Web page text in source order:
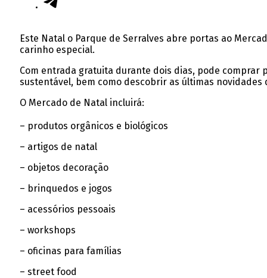
Este Natal o Parque de Serralves abre portas ao
carinho especial.
Com entrada gratuita durante dois dias, pode
sustentável, bem como descobrir as últimas
O Mercado de Natal incluirá:
– produtos orgânicos e biológicos
– artigos de natal
– objetos decoração
– brinquedos e jogos
– acessórios pessoais
– workshops
– oficinas para famílias
– street food